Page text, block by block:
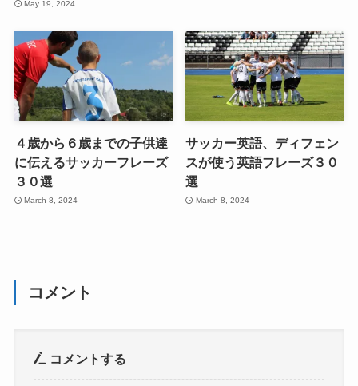
May 19, 2024
４歳から６歳までの子供達
に伝えるサッカーフレーズ
３０選
March 8, 2024
サッカー英語、ディフェン
スが使う英語フレーズ３０
選
March 8, 2024
コメント
コメントする